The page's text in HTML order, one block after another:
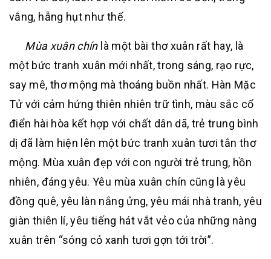
vắng, hẫng hụt như thế.
Mùa xuân chínlà một bài thơ xuân rất hay, là
một bức tranh xuân mới nhất, trong sáng, rạo rực,
say mê, thơ mộng mà thoáng buồn nhất. Hàn Mặc
Tử với cảm hứng thiên nhiên trữ tình, màu sắc cổ
điển hài hòa kết hợp với chất dân dã, trẻ trung bình
dị đã làm hiện lên một bức tranh xuân tươi tắn thơ
mộng. Mùa xuân đẹp với con người trẻ trung, hồn
nhiên, đáng yêu. Yêu mùa xuân chín cũng là yêu
đồng quê, yêu làn nắng ửng, yêu mái nhà tranh, yêu
giàn thiên lí, yêu tiếng hát vắt vẻo của những nàng
xuân trên “sóng cỏ xanh tươi gợn tới trời”.